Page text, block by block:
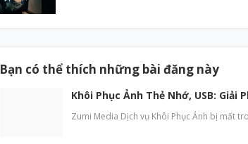
Bạn có thể thích những bài đăng này
Khôi Phục Ảnh Thẻ Nhớ, USB:
Zumi Media Dịch vụ Khôi Phục Ảnh bị mất